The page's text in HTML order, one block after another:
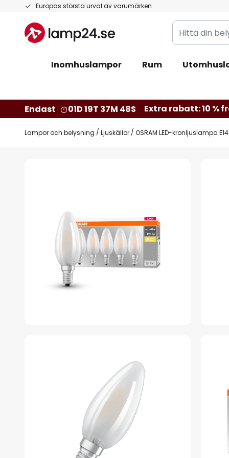
Europas största urval av varumärken
Hoppa
innehållet
Hitta
din
Inomhuslampor Rum
Endast
01D 19T 37M 48S Extra rabatt: 10 %
Lampor och belysning Ljuskällor OSRAM LED-kronljuslampa
bildgalleriet